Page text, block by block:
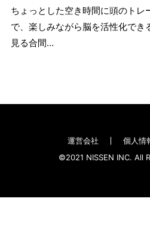
ちょっとした空き時間に頭のトレ
で、楽しみながら脳を活性化でき
見る合間…
運営会社
個人情
©2021 NISSEN INC. All